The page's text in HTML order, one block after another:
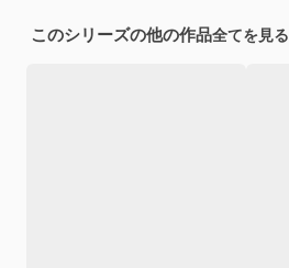
このシリーズの他の作品全てを見る